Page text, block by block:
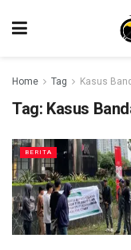
Home Tag Kasus
Tag: Kasus
BERITA